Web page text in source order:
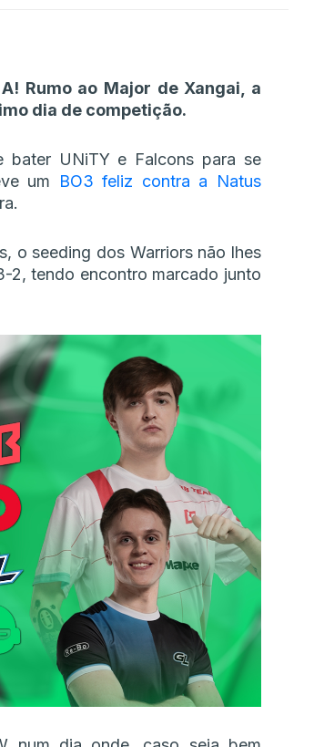
Rumo ao Major de Xangai, a
dia de competição.
bater UNiTY e Falcons para se
um
BO3 feliz contra a Natus
o seeding dos Warriors não lhes
2, tendo encontro marcado junto